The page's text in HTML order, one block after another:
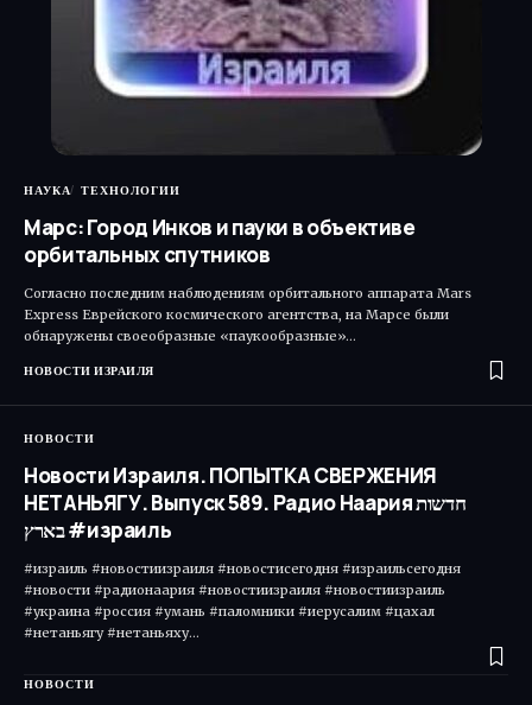
НАУКА ТЕХНОЛОГИИ
Марс: Город Инков и пауки в объективе
орбитальных спутников
Согласно последним наблюдениям орбитального аппарата Mars
Express Еврейского космического агентства, на Марсе были
обнаружены своеобразные «паукообразные»…
НОВОСТИ ИЗРАИЛЯ
НОВОСТИ
Новости Израиля. ПОПЫТКА СВЕРЖЕНИЯ
НЕТАНЬЯГУ. Выпуск 589. Радио Наария חדשות
בארץ #израиль
#израиль #новостиизраиля #новостисегодня #израильсегодня
#новости #радионаария #новостиизраиля #новостиизраиль
#украина #россия #умань #паломники #иерусалим #цахал
#нетаньягу #нетаньяху…
НОВОСТИ